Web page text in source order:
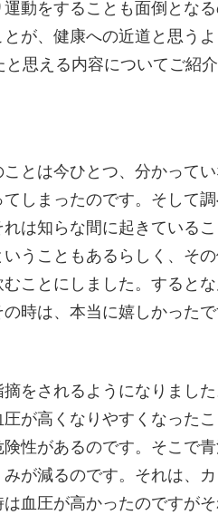
動をすることも面倒とな
が、健康への近道と思う
思える内容についてご紹
とは今ひとつ、分かって
しまったのです。そして
は知らな間に起きている
うこともあるらしく、そ
ことにしました。するとな
時は、本当に嬉しかったで
をされるようになりまし
が高くなりやすくなった
性があるのです。そこで
が減るのです。それは、
血圧が高かったのですが